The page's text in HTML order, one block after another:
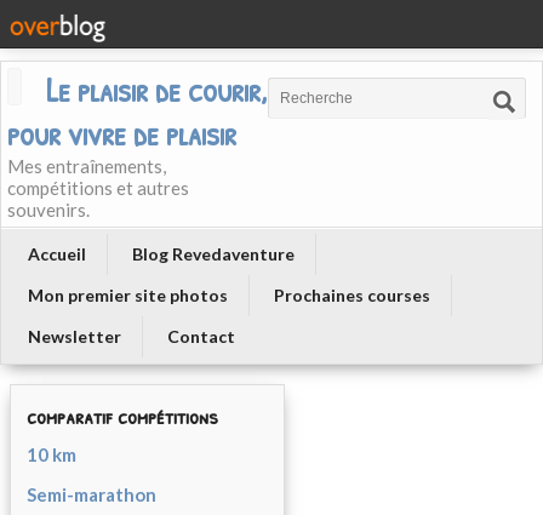
Le plaisir de courir, courir
pour vivre de plaisir
Mes entraînements,
compétitions et autres
souvenirs.
Accueil
Blog Revedaventure
Mon premier site photos
Prochaines courses
Newsletter
Contact
comparatif compétitions
10 km
Semi-marathon